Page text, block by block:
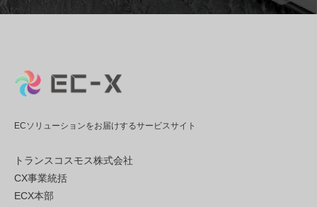
ECソリューションをお届けするサービスサイト
トランスコスモス株式会社
CX事業統括
ECX本部